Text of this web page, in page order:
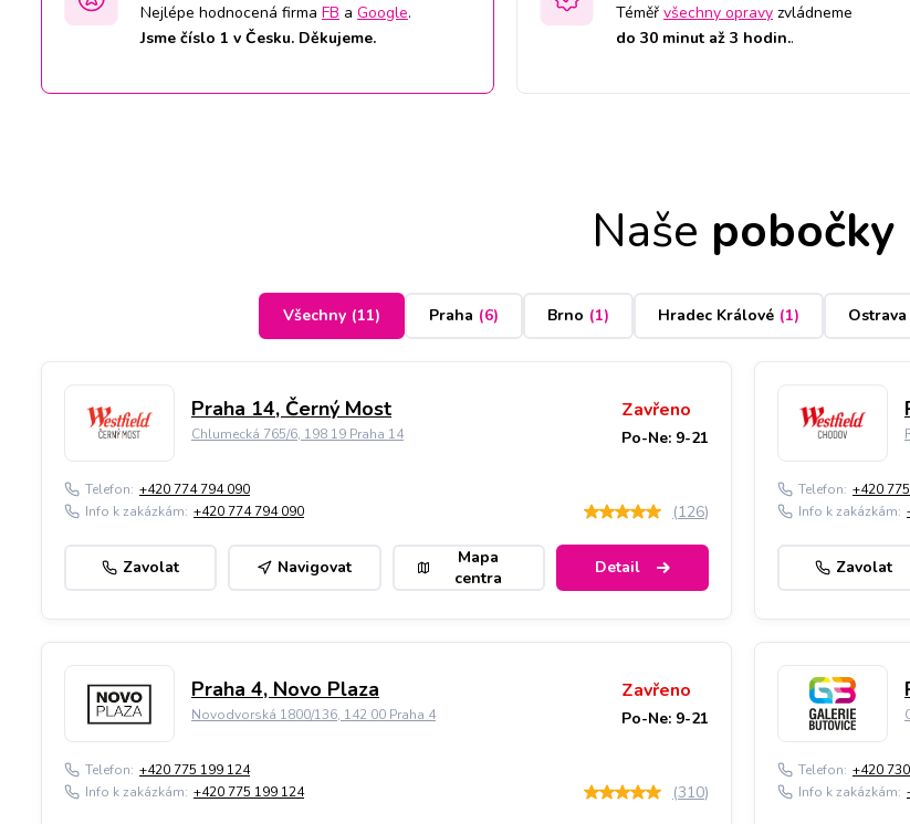
Nejlépe hodnocená firma FB a Google.
Jsme číslo 1 v Česku. Děkujeme.
Téměř všechny opravy zvládneme
do 30 minut až 3 hodin..
Naše pobočky
Všechny (11) Praha (6) Brno (1) Hradec Králové (1) Ostrava
Praha 14, Černý Most
Chlumecká 765/6, 198 19 Praha 14
Zavřeno
Po-Ne: 9-21
Telefon: +420 774 794 090
Info k zakázkám: +420 774 794 090 (126)
Zavolat Navigovat
Mapa
centra
Detail
Telefon: +420
Info k zakázkám:
Zavolat
Praha 4, Novo Plaza
Novodvorská 1800/136, 142 00 Praha 4
Zavřeno
Po-Ne: 9-21
Telefon: +420 775 199 124
Info k zakázkám: +420 775 199 124 (310)
Telefon: +420
Info k zakázkám: